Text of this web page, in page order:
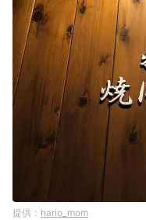
hario_mom